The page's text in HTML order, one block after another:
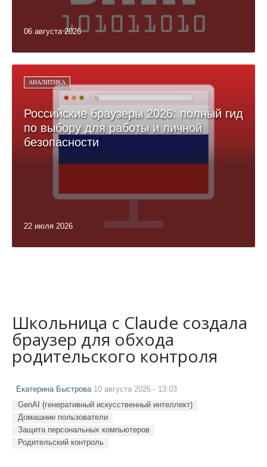
06 августа 2026
АНАЛИТИКА
Российские браузеры 2026: полный гид
по выбору для работы и личной
безопасности
22 июля 2026
Школьница с Claude создала
браузер для обхода
родительского контроля
Екатерина Быстрова 10 августа 2026 - 13:03
GenAI (генеративный искусственный интеллект)
Домашние пользователи
Защита персональных компьютеров
Родительский контроль